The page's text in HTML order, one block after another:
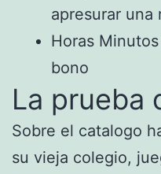
apresurar una
Horas
bono
La prueba
Sobre el catalogo
su vieja colegio,